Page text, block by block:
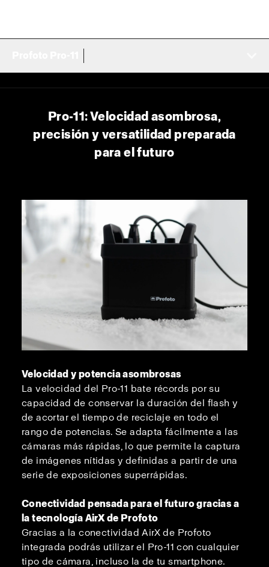
Pro-11: Velocidad asombrosa,
precisión y versatilidad preparada
para el futuro
Velocidad y potencia asombrosas
La velocidad del Pro-11 bate récords por su
capacidad de conservar la duración del flash y
de acortar el tiempo de reciclaje en todo el
rango de potencias. Se adapta fácilmente a las
cámaras más rápidas, lo que permite la captura
de imágenes nítidas y definidas a partir de una
serie de exposiciones superrápidas.
Conectividad pensada para el futuro gracias a
la tecnología AirX de Profoto
Gracias a la conectividad AirX de Profoto
integrada podrás utilizar el Pro-11 con cualquier
tipo de cámara, incluso la de tu smartphone.